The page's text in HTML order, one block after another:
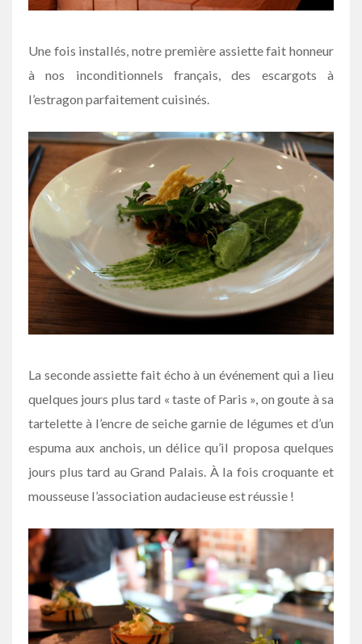
Une fois installés, notre première assiette fait honneur
à nos inconditionnels français, des escargots à
l’estragon parfaitement cuisinés.
La seconde assiette fait écho à un événement qui a lieu
quelques jours plus tard « taste of Paris », on goute à sa
tartelette à l’encre de seiche garnie de légumes et d’un
espuma aux anchois, un délice qu’il proposa quelques
jours plus tard au Grand Palais. À la fois croquante et
mousseuse l’association audacieuse est réussie !